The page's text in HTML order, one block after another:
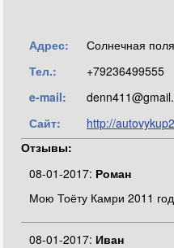
Адрес:
Солнечная
Тел.:
+79236499555
e-mail:
Сайт:
http://
Отзывы:
08-01-2017: Роман
Мою Тоёту Камри 2011
08-01-2017: Иван